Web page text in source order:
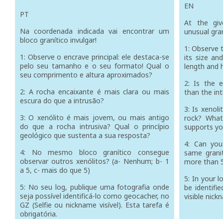
PT
Na coordenada indicada vai encontrar um
bloco granítico invulgar!
1: Observe o encrave principal: ele destaca-se
pelo seu tamanho e o seu formato! Qual o
seu comprimento e altura aproximados?
2: A rocha encaixante é mais clara ou mais
escura do que a intrusão?
3: O xenólito é mais jovem, ou mais antigo
do que a rocha intrusiva? Qual o princípio
geológico que sustenta a sua resposta?
4: No mesmo bloco granítico consegue
observar outros xenólitos? (a- Nenhum; b- 1
a 5, c- mais do que 5)
5: No seu log, publique uma fotografia onde
seja possível identificá-lo como geocacher, no
GZ (Selfie ou nickname visível). Esta tarefa é
obrigatória.
EN
At the
unusual
1:
its size
length and
2: Is the
than the
3: Is
rock?
supports
4: Can
same
more than
5: In your
be
visible